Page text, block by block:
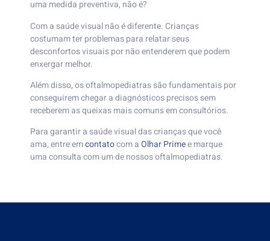
uma medida preventiva, não é?
Com a saúde visual não é diferente. Crianças
costumam ter problemas para relatar seus
desconfortos visuais por não entenderem que podem
enxergar melhor.
Além disso, os oftalmopediatras são fundamentais por
conseguirem chegar a diagnósticos precisos sem
receberem as queixas mais comuns em consultórios.
Para garantir a saúde visual das crianças que você
ama, entre emcontatocom aOlhar Primee marque
uma consulta com um de nossos oftalmopediatras.